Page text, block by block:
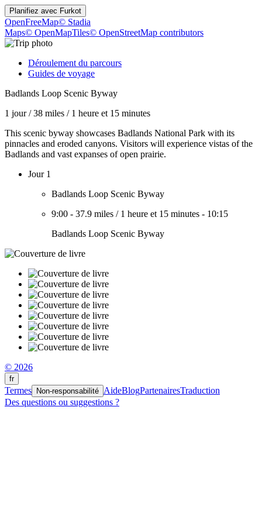
Planifiez avec Furkot
OpenFreeMap© Stadia
Maps© OpenMapTiles© OpenStreetMap contributors
Déroulement du parcours
Guides de voyage
Badlands Loop Scenic Byway
1 jour/38 miles / 1 heure et 15 minutes
This scenic byway showcases Badlands National Park with its
pinnacles and eroded canyons. Visitors will experience vistas of the
Badlands and vast expanses of open prairie.
Jour 1
Badlands Loop Scenic Byway
9:00 - 37.9 miles / 1 heure et 15 minutes - 10:15
Badlands Loop Scenic Byway
© 2026
fr
Termes Non-responsabilité AideBlogPartenairesTraduction
Des questions ou suggestions ?